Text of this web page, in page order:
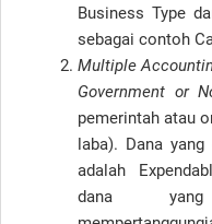
Business Type
sebagai contoh
Multiple
Government or
pemerintah atau
laba). Dana
adalah
dana